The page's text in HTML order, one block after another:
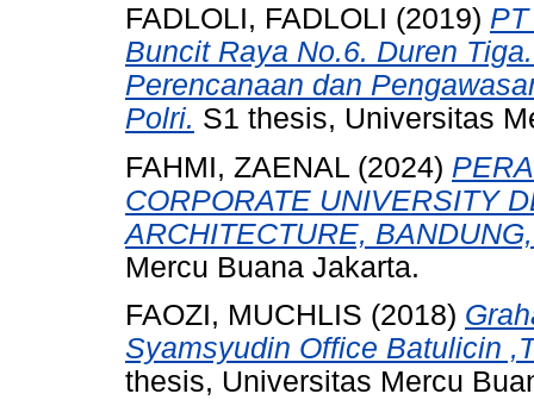
FADLOLI, FADLOLI (2019)
Buncit Raya No.6. Duren
Perencanaan dan
Polri. S1 thesis, Universitas
FAHMI, ZAENAL (2024)
CORPORATE UNIVERSITY
ARCHITECTURE,
Mercu Buana Jakarta.
FAOZI, MUCHLIS (2018)
Syamsyudin Office Batulicin
thesis, Universitas Mercu